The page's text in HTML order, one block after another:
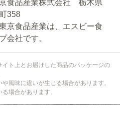
食品産業株式会社 栃木県
358
産業は、エスビー食
会社です。
ト上とお届けした商品のパッケージの
風味に違いが生じる場合があります。
場合があります。